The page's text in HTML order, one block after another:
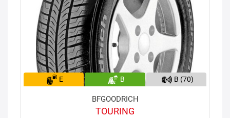
E B B (70)
BFGOODRICH
TOURING